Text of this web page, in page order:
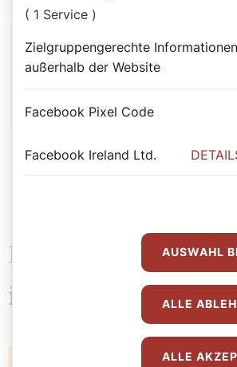
Agathe Lauber-
Das könnte Sie
interessieren
( 1 Service )
Zielgruppengerechte Informationen
außerhalb der Website
Facebook Pixel Code
Facebook Ireland Ltd.
AUSWAHL
ALLE
ALLE